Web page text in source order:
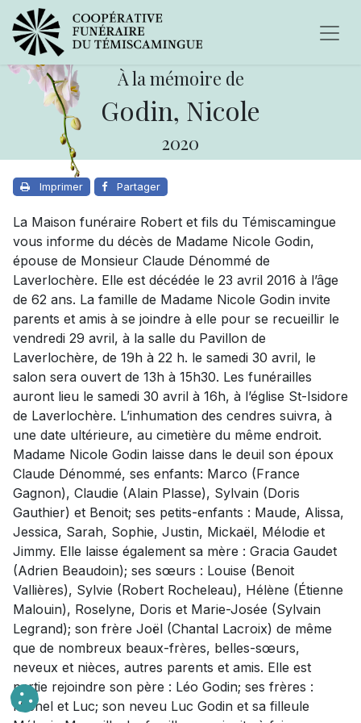
À la mémoire de
Godin, Nicole
2020
Imprimer Partager
La Maison funéraire Robert et fils du Témiscamingue
vous informe du décès de Madame Nicole Godin,
épouse de Monsieur Claude Dénommé de
Laverlochère. Elle est décédée le 23 avril 2016 à l’âge
de 62 ans. La famille de Madame Nicole Godin invite
parents et amis à se joindre à elle pour se recueillir le
vendredi 29 avril, à la salle du Pavillon de
Laverlochère, de 19h à 22 h. le samedi 30 avril, le
salon sera ouvert de 13h à 15h30. Les funérailles
auront lieu le samedi 30 avril à 16h, à l’église St-Isidore
de Laverlochère. L’inhumation des cendres suivra, à
une date ultérieure, au cimetière du même endroit.
Madame Nicole Godin laisse dans le deuil son époux
Claude Dénommé, ses enfants: Marco (France
Gagnon), Claudie (Alain Plasse), Sylvain (Doris
Gauthier) et Benoit; ses petits-enfants : Maude, Alissa,
Jessica, Sarah, Sophie, Justin, Mickaël, Mélodie et
Jimmy. Elle laisse également sa mère : Gracia Gaudet
(Adrien Beaudoin); ses sœurs : Louise (Benoit
Vallières), Sylvie (Robert Rocheleau), Hélène (Étienne
Malouin), Roselyne, Doris et Marie-Josée (Sylvain
Legrand); son frère Joël (Chantal Lacroix) de même
que de nombreux beaux-frères, belles-sœurs,
neveux et nièces, autres parents et amis. Elle est
partie rejoindre son père : Léo Godin; ses frères :
Michel et Luc; son neveu Luc Godin et sa filleule